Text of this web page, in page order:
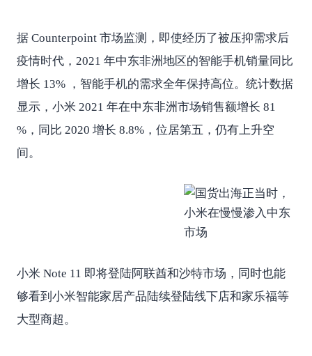
据 Counterpoint 市场监测，即使经历了被压抑需求后
疫情时代，2021 年中东非洲地区的智能手机销量同比
增长 13% ，智能手机的需求全年保持高位。统计数据
显示，小米 2021 年在中东非洲市场销售额增长 81
%，同比 2020 增长 8.8%，位居第五，仍有上升空
间。
小米 Note 11 即将登陆阿联酋和沙特市场，同时也能
够看到小米智能家居产品陆续登陆线下店和家乐福等
大型商超。